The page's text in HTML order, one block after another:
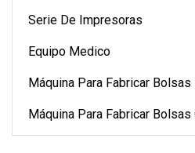
Serie De Impresoras
Equipo Medico
Máquina Para Fabricar Bolsas
Máquina Para Fabricar Bolsas
Cordón